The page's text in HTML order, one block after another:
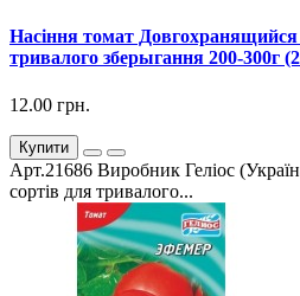
Насіння томат Довгохранящийся
тривалого зберыгання 200-300г
12.00 грн.
Купити
Арт.21686 Виробник Геліос
сортів для тривалого...